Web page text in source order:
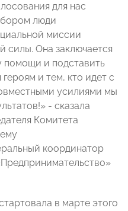
для нас
люди
миссии
силы. Она заключается
помощи и подставить
и тем, кто идет с
усилиями мы
- сказала
Комитета
координатор
в марте этого